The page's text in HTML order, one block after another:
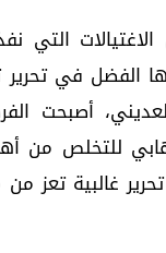
التي
الفضل في تحرير
أصبحت
للتخلص من
غالبية تعز